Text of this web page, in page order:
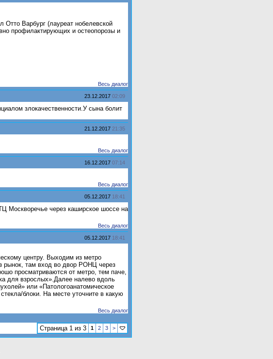
Отто Варбург (лауреат нобелевской
профилактирующих и остеопорозы и
Весь диалог
23.12.2017 02:09
злокачественности.У сына болит
21.12.2017 21:35
Весь диалог
16.12.2017 07:14
Весь диалог
05.12.2017 18:41
Москворечье через каширское шоссе на
Весь диалог
05.12.2017 18:41
центру. Выходим из метро
рынок, там вход во двор РОНЦ через
просматриваются от метро, тем паче,
для взрослых».Далее налево вдоль
или «Патологоанатомическое
блоки. На месте уточните в какую
Весь диалог
Страница 1 из 3 1 2 3 >